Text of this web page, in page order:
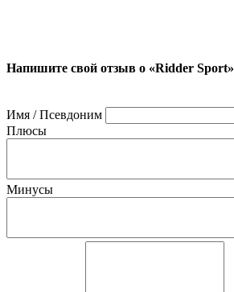
Напишите свой отзыв о «Ridder Sport»
Имя / Псевдоним
Плюсы
Минусы